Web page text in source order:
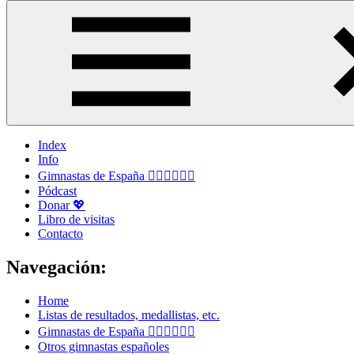
Index
Info
Gimnastas de España 🤸🏻‍♀️🤸🏽‍♂️
Pódcast
Donar 💖
Libro de visitas
Contacto
Navegación:
Home
Listas de resultados, medallistas, etc.
Gimnastas de España 🤸🏻‍♀️🤸🏽‍♂️
Otros gimnastas españoles